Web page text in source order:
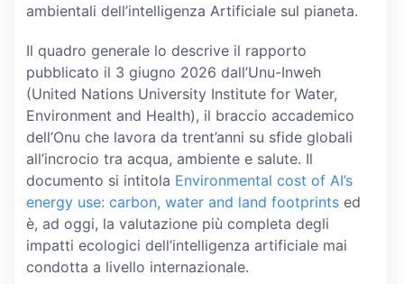
ambientali dell’intelligenza Artificiale sul pianeta.
Il quadro generale lo descrive il rapporto
pubblicato il 3 giugno 2026 dall’Unu-Inweh
(United Nations University Institute for Water,
Environment and Health), il braccio accademico
dell’Onu che lavora da trent’anni su sfide globali
all’incrocio tra acqua, ambiente e salute. Il
documento si intitola Environmental cost of AI’s
energy use: carbon, water and land footprintsed
è, ad oggi, la valutazione più completa degli
impatti ecologici dell’intelligenza artificiale mai
condotta a livello internazionale.